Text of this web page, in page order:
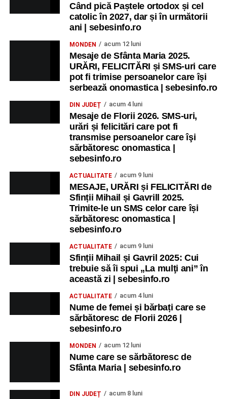
Când pică Paștele ortodox și cel
catolic în 2027, dar și în următorii
ani | sebesinfo.ro
MONDEN acum 12 luni
Mesaje de Sfânta Maria 2025.
URĂRI, FELICITĂRI și SMS-uri care
pot fi trimise persoanelor care își
serbează onomastica | sebesinfo.ro
DIN JUDEȚ acum 4 luni
Mesaje de Florii 2026. SMS-uri,
urări și felicitări care pot fi
transmise persoanelor care îşi
sărbătoresc onomastica |
sebesinfo.ro
ACTUALITATE acum 9 luni
MESAJE, URĂRI și FELICITĂRI de
Sfinții Mihail și Gavrill 2025.
Trimite-le un SMS celor care își
sărbătoresc onomastica |
sebesinfo.ro
ACTUALITATE acum 9 luni
Sfinții Mihail și Gavril 2025: Cui
trebuie să îi spui „La mulţi ani” în
această zi | sebesinfo.ro
ACTUALITATE acum 4 luni
Nume de femei și bărbați care se
sărbătoresc de Florii 2026 |
sebesinfo.ro
MONDEN acum 12 luni
Nume care se sărbătoresc de
Sfânta Maria | sebesinfo.ro
DIN JUDEȚ acum 8 luni